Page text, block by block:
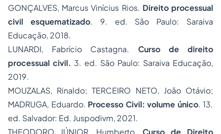
GONÇALVES, Marcus Vinícius Rios. Direito processual
civil esquematizado. 9. ed. São Paulo: Saraiva
Educação, 2018.
LUNARDI, Fabrício Castagna. Curso de direito
processual civil. 3. ed. São Paulo: Saraiva Educação,
2019.
MOUZALAS, Rinaldo; TERCEIRO NETO, João Otávio;
MADRUGA, Eduardo. Processo Civil: volume único. 13.
ed. Salvador: Ed. Juspodivm, 2021.